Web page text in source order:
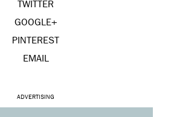
TWITTER
GOOGLE+
PINTEREST
EMAIL
ADVERTISING